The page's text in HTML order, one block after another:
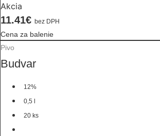
Akcia
11.41€ bez DPH
Cena za balenie
Pivo
Budvar
12%
0,5 l
20 ks